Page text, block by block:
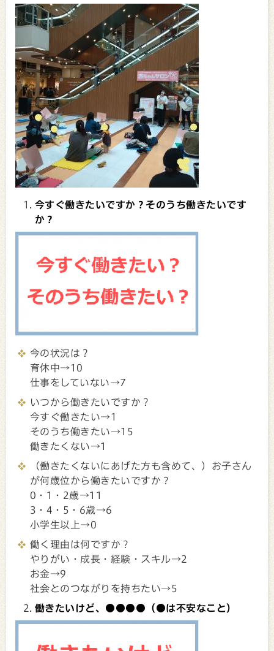
今すぐ働きたいですか？そのうち働きたいです
か？
今の状況は？
育休中→10
仕事をしていない→7
いつから働きたいですか？
今すぐ働きたい→1
そのうち働きたい→15
働きたくない→1
（働きたくないにあげた方も含めて、）お子さん
が何歳位から働きたいですか？
0・1・2歳→11
3・4・5・6歳→6
小学生以上→0
働く理由は何ですか？
やりがい・成長・経験・スキル→2
お金→9
社会とのつながりを持ちたい→5
働きたいけど、●●●●（●は不安なこと）